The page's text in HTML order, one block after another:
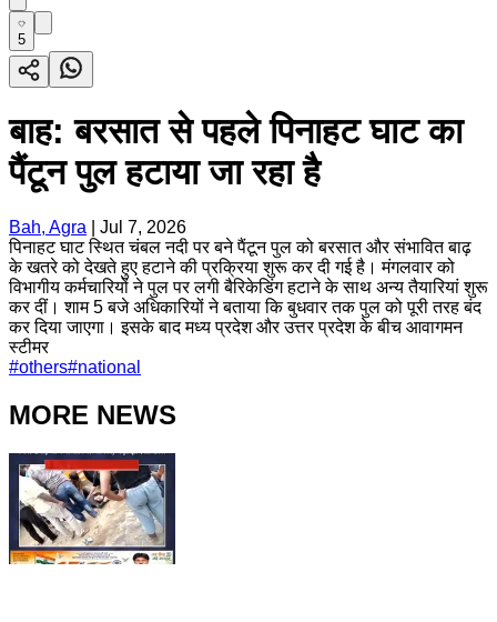
5
बाह: बरसात से पहले पिनाहट घाट का
पैंटून पुल हटाया जा रहा है
Bah, Agra
Jul 7, 2026
पिनाहट घाट स्थित चंबल नदी पर बने पैंटून पुल को बरसात और संभावित बाढ़
के खतरे को देखते हुए हटाने की प्रक्रिया शुरू कर दी गई है। मंगलवार को
विभागीय कर्मचारियों ने पुल पर लगी बैरिकेडिंग हटाने के साथ अन्य तैयारियां शुरू
कर दीं। शाम 5 बजे अधिकारियों ने बताया कि बुधवार तक पुल को पूरी तरह बंद
कर दिया जाएगा। इसके बाद मध्य प्रदेश और उत्तर प्रदेश के बीच आवागमन
स्टीमर
#others#national
MORE NEWS